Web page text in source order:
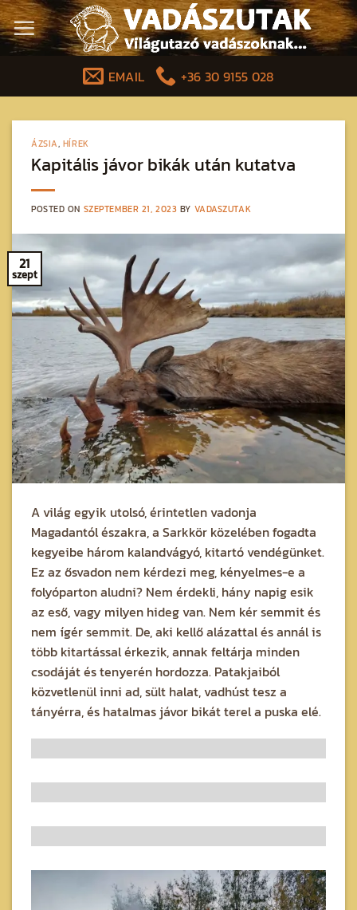
Skip
to
content
EMAIL
+36 30 9155 028
ÁZSIA, HÍREK
Kapitális jávor bikák után kutatva
POSTED ON SZEPTEMBER 21, 2023 BY VADASZUTAK
21
szept
A világ egyik utolsó, érintetlen vadonja
Magadantól északra, a Sarkkör közelében fogadta
kegyeibe három kalandvágyó, kitartó vendégünket.
Ez az ősvadon nem kérdezi meg, kényelmes-e a
folyóparton aludni? Nem érdekli, hány napig esik
az eső, vagy milyen hideg van. Nem kér semmit és
nem ígér semmit. De, aki kellő alázattal és annál is
több kitartással érkezik, annak feltárja minden
csodáját és tenyerén hordozza. Patakjaiból
közvetlenül inni ad, sült halat, vadhúst tesz a
tányérra, és hatalmas jávor bikát terel a puska elé.